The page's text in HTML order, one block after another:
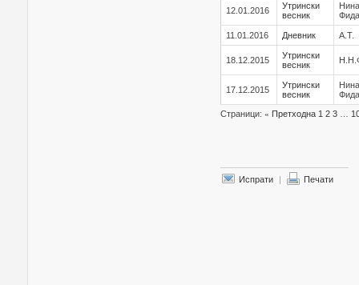
12.01.2016
Утрински
весник
11.01.2016 Дневник А.Т.
18.12.2015
Утрински
весник
17.12.2015
Утрински
весник
Страници: « Претходна 1 2 3
Испрати | Печати